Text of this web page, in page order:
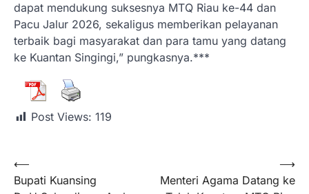
dapat mendukung suksesnya MTQ Riau ke-44 dan
Pacu Jalur 2026, sekaligus memberikan pelayanan
terbaik bagi masyarakat dan para tamu yang datang
ke Kuantan Singingi,” pungkasnya.***
Post Views: 119
⟵
Bupati Kuansing
Menteri Agama Datang ke
⟶